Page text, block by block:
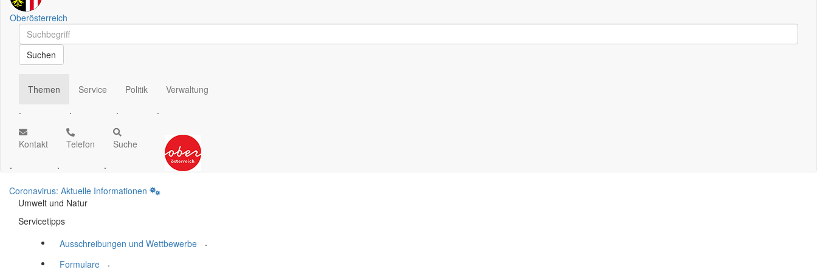
Oberösterreich
Schnellsuche
Schnellsuche
Suchen
Themen
.
Service
.
Politik
.
Verwaltung
.
Kontakt
.
Telefon
.
Suche
.
Coronavirus: Aktuelle Informationen
Umwelt und Natur
Servicetipps
Ausschreibungen und Wettbewerbe
.
Formulare
.